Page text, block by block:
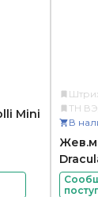
Mini
ТН
В